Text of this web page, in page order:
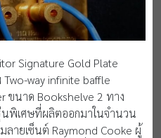
Signature Gold Plate
way infinite baffle
ขนาด Bookshelve 2 ทาง
นพิเศษที่ผลิตออกมาในจำนวน
ลายเซ็นต์ Raymond Cooke ผู้